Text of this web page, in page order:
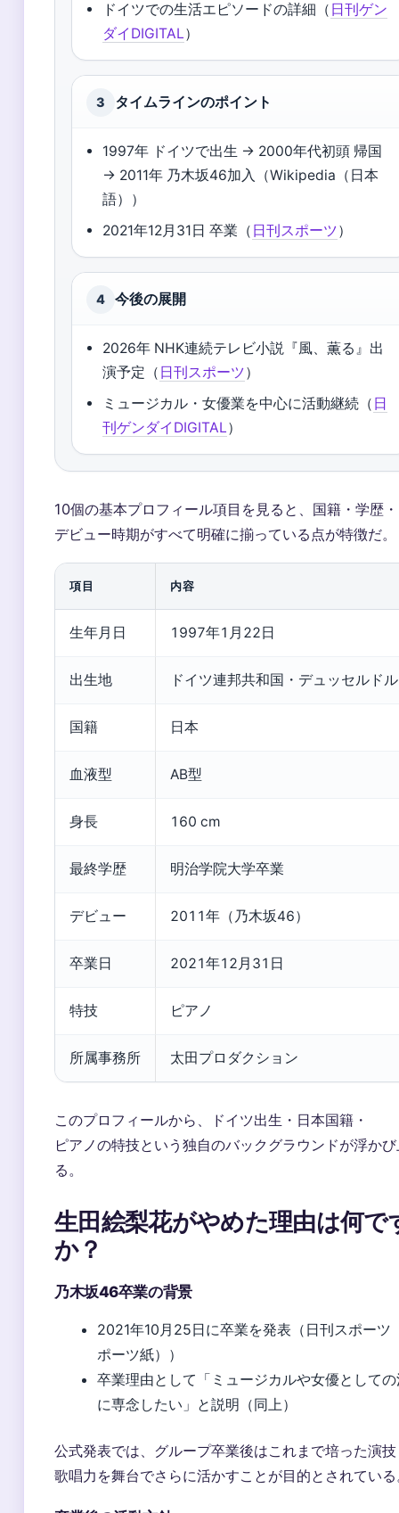
ドイツでの生活エピソードの詳細（ 日刊ゲン
ダイDIGITAL）
3 タイムラインのポイント
1997年 ドイツで出生 → 2000年代初頭 帰国
→ 2011年 乃木坂46加入（Wikipedia（日本
語））
2021年12月31日 卒業（ 日刊スポーツ）
4 今後の展開
2026年 NHK連続テレビ小説『風、薫る』出
演予定（ 日刊スポーツ）
ミュージカル・女優業を中心に活動継続（ 日
刊ゲンダイDIGITAL）
10個の基本プロフィール項目を見ると、国籍・学歴・
デビュー時期がすべて明確に揃っている点が特徴だ。
項目 内容
生年月日 1997年1月22日
出生地 ドイツ連邦共和国・デュッセルド
国籍 日本
血液型 AB型
身長 160 cm
最終学歴 明治学院大学卒業
デビュー 2011年（乃木坂46）
卒業日 2021年12月31日
特技 ピアノ
所属事務所 太田プロダクション
このプロフィールから、ドイツ出生・日本国籍・
ピアノの特技という独自のバックグラウンドが浮か
る。
生田絵梨花がやめた理由は何で
か？
乃木坂46卒業の背景
2021年10月25日に卒業を発表（日刊スポーツ
ポーツ紙））
卒業理由として「ミュージカルや女優として
に専念したい」と説明（同上）
公式発表では、グループ卒業後はこれまで培った演
歌唱力を舞台でさらに活かすことが目的とされてい